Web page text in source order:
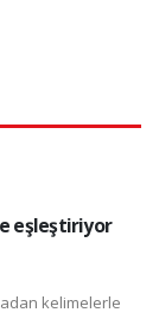
eşleştiriyor
kelimelerle